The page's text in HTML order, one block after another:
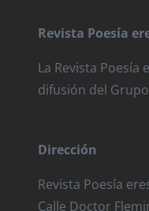
Revista Poesía
La Revista Poesía
difusión del
Dirección
Revista Poesía
Calle Doctor